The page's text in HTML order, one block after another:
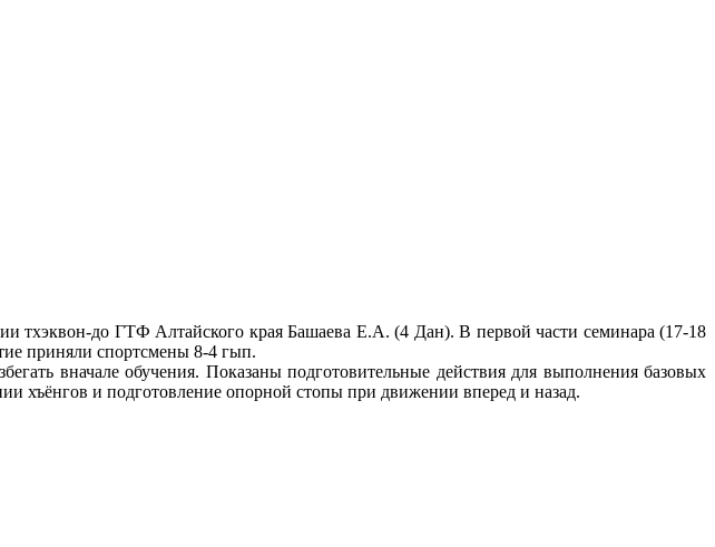
тхэквон-до ГТФ Алтайского края Башаева Е.А. (4 Дан). В первой части семинара (17-18
приняли спортсмены 8-4 гып.
вначале обучения. Показаны подготовительные действия для выполнения базовых
хъёнгов и подготовление опорной стопы при движении вперед и назад.